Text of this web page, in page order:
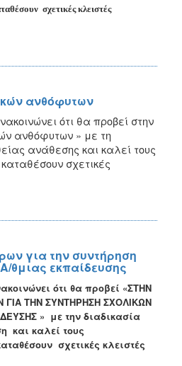
σχετικές κλειστές
ανθόφυτων
ότι θα προβεί στην
ανθόφυτων » με τη
ανάθεσης και καλεί τους
σχετικές
για την συντήρηση
θμιας εκπαίδευσης
ότι θα προβεί «ΣΤΗΝ
ΤΗΝ ΣΥΝΤΗΡΗΣΗ ΣΧΟΛΙΚΩΝ
» με την διαδικασία
και καλεί τους
σχετικές κλειστές